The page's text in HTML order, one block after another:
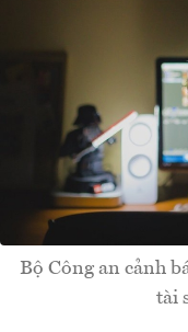
Bộ Công an cảnh
tài